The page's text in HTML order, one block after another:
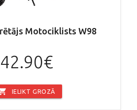
Motociklists W98
42.90€
IELIKT GROZĀ